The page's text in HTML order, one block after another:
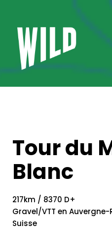
Aller
contenu
Tour du
Blanc
217km / 8370 D+
Gravel/VTT en
Suisse